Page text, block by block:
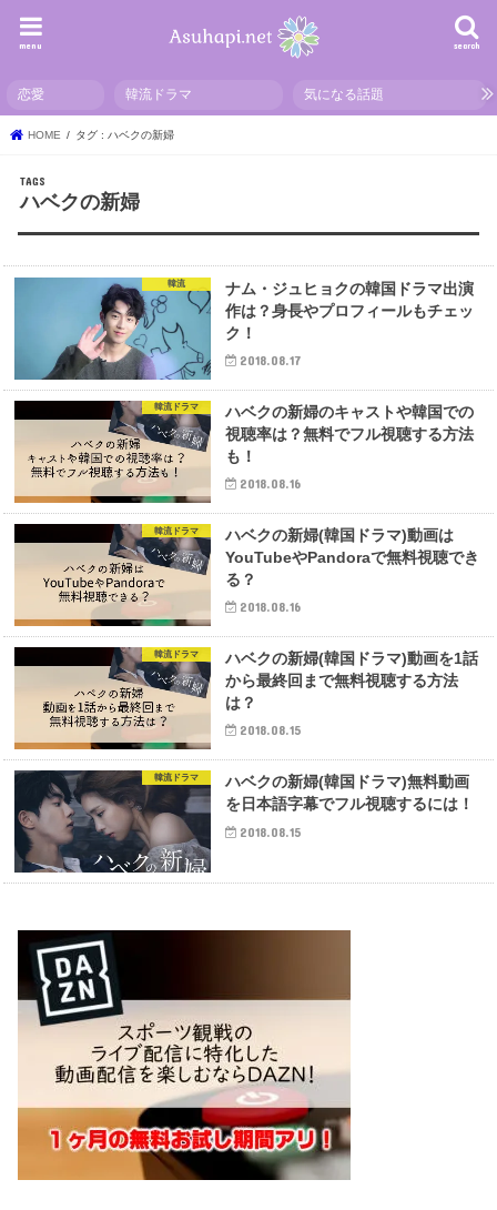
search
menu
恋愛 韓流ドラマ 気になる話題
HOME タグ : ハベクの新婦
ハベクの新婦
韓流
ナム・ジュヒョクの韓国ドラマ出演
作は？身長やプロフィールもチェッ
ク！
2018.08.17
韓流ドラマ
ハベクの新婦のキャストや韓国での
視聴率は？無料でフル視聴する方法
も！
2018.08.16
韓流ドラマ
ハベクの新婦(韓国ドラマ)動画は
YouTubeやPandoraで無料視聴でき
る？
2018.08.16
韓流ドラマ
ハベクの新婦(韓国ドラマ)動画を1話
から最終回まで無料視聴する方法
は？
2018.08.15
韓流ドラマ
ハベクの新婦(韓国ドラマ)無料動画
を日本語字幕でフル視聴するには！
2018.08.15